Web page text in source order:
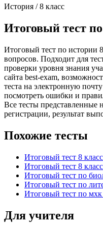
История / 8 класс
Итоговый тест
Итоговый тест по истории
вопросов. Подходит для
проверки уровня знания
сайта best-exam,
теста на электронную
посмотреть ошибки и
Все тесты представленные
регистрации, результат
Похожие тесты
Итоговый тест 8
Итоговый тест 8
Итоговый тест по
Итоговый тест по
Итоговый тест по мхк
Для учителя